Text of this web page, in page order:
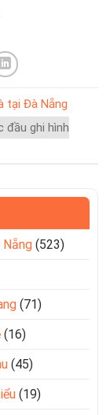
tại Đà Nẵng
đầu ghi hình
Nẵng (523)
(71)
(16)
(45)
(19)